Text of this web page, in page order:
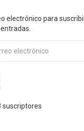
electrónico para
suscriptores